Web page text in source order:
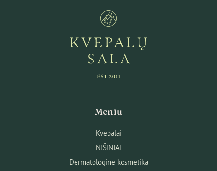
Meniu
Kvepalai
NIŠINIAI
Dermatologinė kosmetika